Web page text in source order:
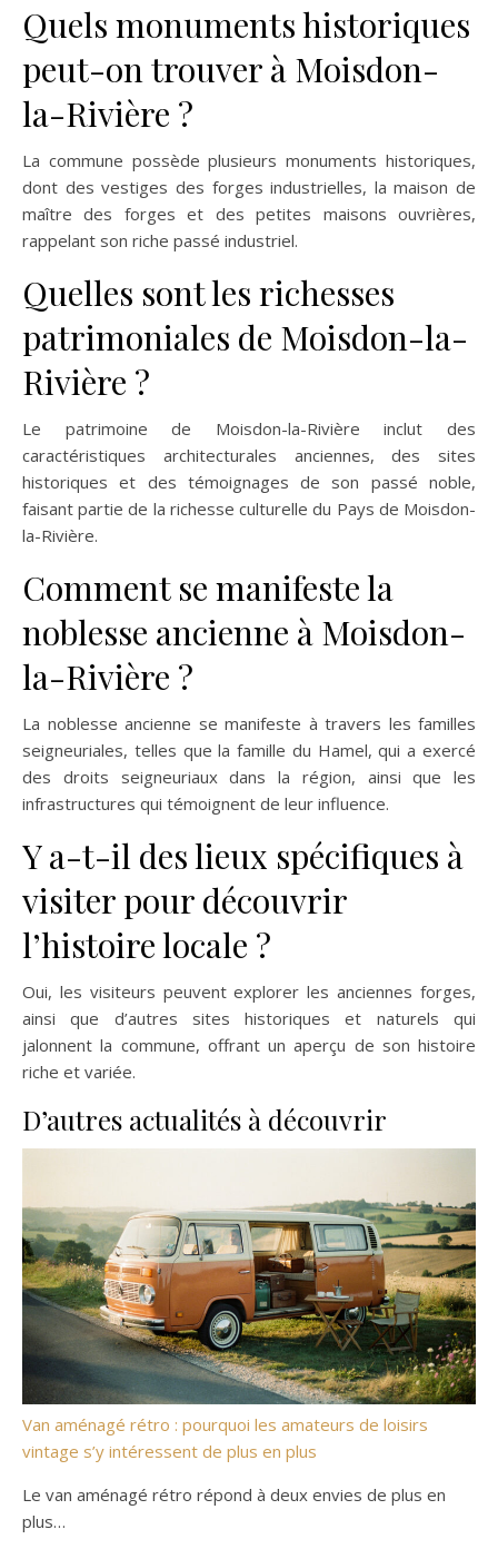
Quels monuments historiques
peut-on trouver à Moisdon-
la-Rivière ?
La commune possède plusieurs monuments historiques,
dont des vestiges des forges industrielles, la maison de
maître des forges et des petites maisons ouvrières,
rappelant son riche passé industriel.
Quelles sont les richesses
patrimoniales de Moisdon-la-
Rivière ?
Le patrimoine de Moisdon-la-Rivière inclut des
caractéristiques architecturales anciennes, des sites
historiques et des témoignages de son passé noble,
faisant partie de la richesse culturelle du Pays de Moisdon-
la-Rivière.
Comment se manifeste la
noblesse ancienne à Moisdon-
la-Rivière ?
La noblesse ancienne se manifeste à travers les familles
seigneuriales, telles que la famille du Hamel, qui a exercé
des droits seigneuriaux dans la région, ainsi que les
infrastructures qui témoignent de leur influence.
Y a-t-il des lieux spécifiques à
visiter pour découvrir
l’histoire locale ?
Oui, les visiteurs peuvent explorer les anciennes forges,
ainsi que d’autres sites historiques et naturels qui
jalonnent la commune, offrant un aperçu de son histoire
riche et variée.
D’autres actualités à découvrir
Van aménagé rétro : pourquoi les amateurs de loisirs
vintage s’y intéressent de plus en plus
Le van aménagé rétro répond à deux envies de plus en
plus…